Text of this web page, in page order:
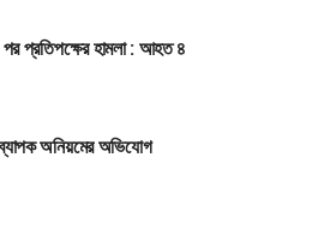
প্রতিপক্ষের হামলা : আহত ৪
অনিয়মের অভিযোগ